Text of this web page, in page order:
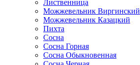
Лиственница
Можжевельник Виргинский
Можжевельник Казацкий
Пихта
Сосна
Сосна Горная
Сосна Обыкновенная